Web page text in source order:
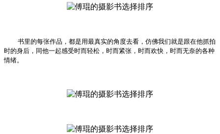
书里的每张作品，都是用最真实的角度去看，仿佛我们就是跟在他抓拍
时的身后，同他一起感受时而轻松，时而紧张，时而欢快，时而无奈的各种
情绪。